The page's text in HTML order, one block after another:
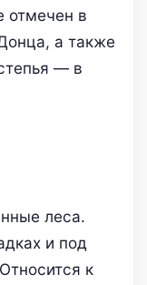
отмечен в
а также
— в
леса.
и под
к